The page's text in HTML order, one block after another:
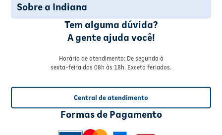
Sobre a Indiana
Tem alguma dúvida?
A gente ajuda você!
Horário de atendimento: De segunda à
sexta-feira das 08h às 18h. Exceto feriados.
Central de atendimento
Formas de Pagamento